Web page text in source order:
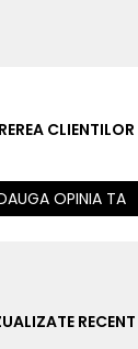
CLIENTILOR
OPINIA TA
RECENT